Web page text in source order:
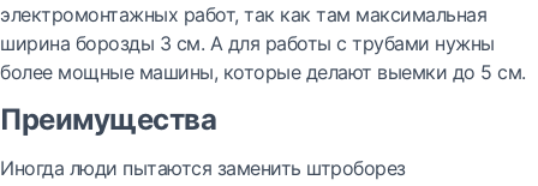
электромонтажных работ, так как там максимальная
ширина борозды 3 см. А для работы с трубами нужны
более мощные машины, которые делают выемки до 5 см.
Преимущества
Иногда люди пытаются заменить штроборез